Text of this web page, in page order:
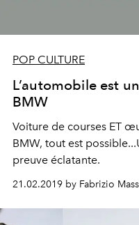
POP CULTURE
L’automobile est
BMW
Voiture de courses ET
BMW, tout est
preuve éclatante.
21.02.2019 by Fabrizio